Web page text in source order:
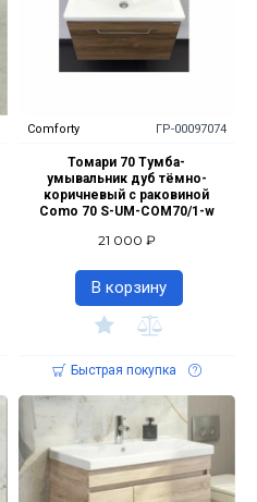
Comforty ГР-00097074
Томари 70 Тумба-
умывальник дуб тёмно-
коричневый с раковиной
Como 70 S-UM-COM70/1-w
21 000 ₽
В корзину
Быстрая покупка